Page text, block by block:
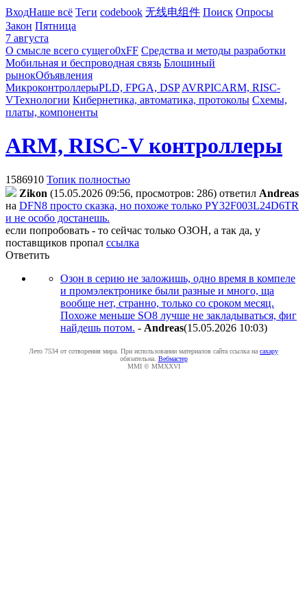
ВходНаше всё Теги codebook 无线电组件 Поиск Опросы
Закон Пятница
7 августа
О смысле всего сущего0xFF Средства и методы разработки
Мобильная и беспроводная связь Блошиный
рынокОбъявления
МикроконтроллерыPLD, FPGA, DSP AVRPICARM, RISC-
VТехнологии Кибернетика, автоматика, протоколы Схемы,
платы, компоненты
ARM, RISC-V контроллеры
1586910 Топик полностью
Zikon (15.05.2026 09:56, просмотров: 286) ответил Andreas
на DFN8 просто сказка, но похоже только PY32F003L24D6TR
и не особо достанешь.
если попробовать - то сейчас только ОЗОН, а так да, у
поставщиков пропал ссылка
Ответить
Озон в серию не заложишь, одно время в компеле
и промэлектронике были разные и много, ща
вообще нет, странно, только со сроком месяц.
Похоже меньше SO8 лучше не закладываться, фиг
найдешь потом. - Andreas(15.05.2026 10:03)
Лето 7534 от сотворения мира. При использовании материалов сайта ссылка на caxapу
обязательна. Вебмастер
MMI © MMXXVI